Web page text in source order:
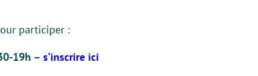
participer :
19h – s’inscrire ici